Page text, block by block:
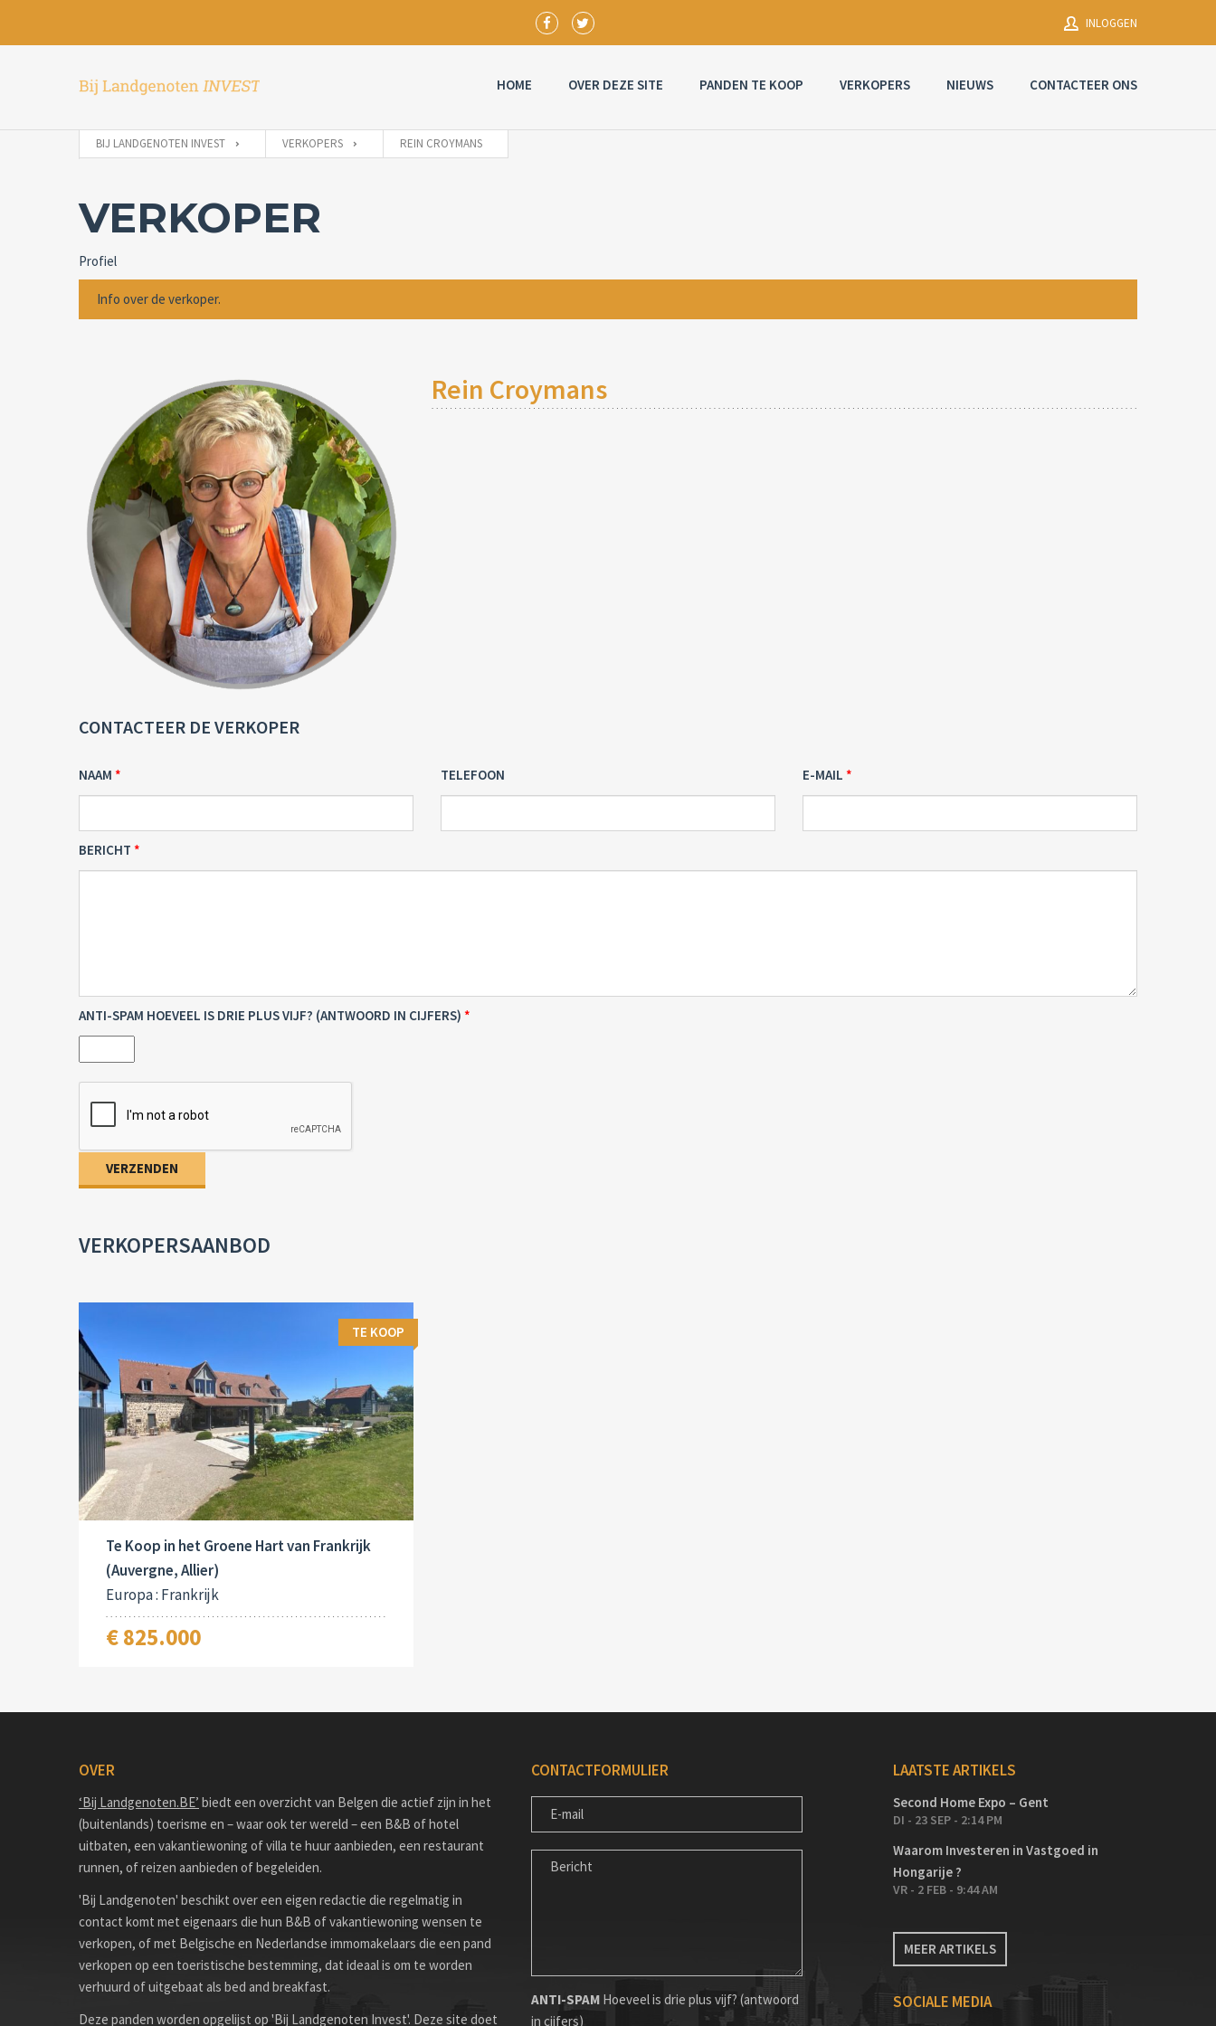
INLOGGEN
vergeten?
HOME OVER DEZE SITE PANDEN TE KOOP VERKOPERS NIEUWS CONTACTEER ONS
BIJ LANDGENOTEN INVEST VERKOPERS REIN CROYMANS
VERKOPER
Profiel
Info over de verkoper.
Rein Croymans
CONTACTEER DE VERKOPER
NAAM TELEFOON E-MAIL
BERICHT
ANTI-SPAM HOEVEEL IS DRIE PLUS VIJF? (ANTWOORD IN CIJFERS)
VERKOPERSAANBOD
TE KOOP
Te Koop in het Groene Hart van Frankrijk
(Auvergne, Allier)
Europa : Frankrijk
€ 825.000
OVER
‘Bij Landgenoten.BE’ biedt een overzicht van Belgen die actief zijn in het
(buitenlands) toerisme en – waar ook ter wereld – een B&B of hotel
uitbaten, een vakantiewoning of villa te huur aanbieden, een restaurant
runnen, of reizen aanbieden of begeleiden.
'Bij Landgenoten' beschikt over een eigen redactie die regelmatig in
contact komt met eigenaars die hun B&B of vakantiewoning wensen te
verkopen, of met Belgische en Nederlandse immomakelaars die een pand
verkopen op een toeristische bestemming, dat ideaal is om te worden
verhuurd of uitgebaat als bed and breakfast.
Deze panden worden opgelijst op 'Bij Landgenoten Invest'. Deze site doet
CONTACTFORMULIER
E-
MAIL
BERICHT
ANTI-SPAM Hoeveel is drie plus vijf? (antwoord
in cijfers)
LAATSTE ARTIKELS
Second Home Expo – Gent
DI - 23 SEP - 2:14 PM
Waarom Investeren in Vastgoed in
Hongarije ?
VR - 2 FEB - 9:44 AM
MEER ARTIKELS
SOCIALE MEDIA